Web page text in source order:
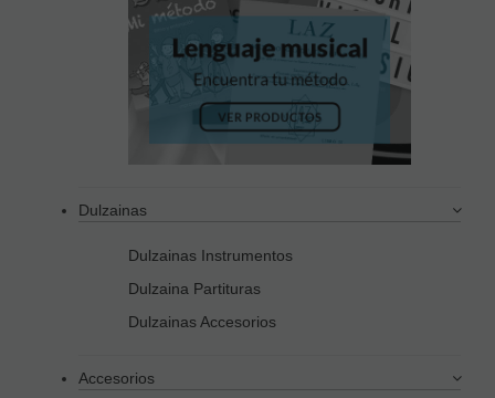
Dulzainas
Dulzainas Instrumentos
Dulzaina Partituras
Dulzainas Accesorios
Accesorios